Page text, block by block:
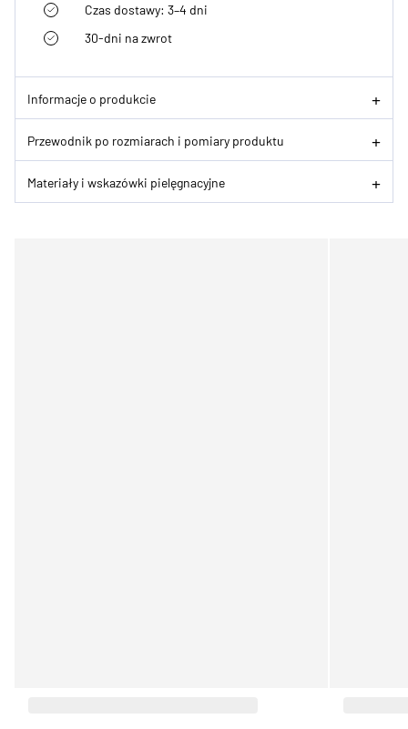
Czas dostawy: 3–4 dni
30-dni na zwrot
Informacje o produkcie
Przewodnik po rozmiarach i pomiary produktu
Materiały i wskazówki pielęgnacyjne